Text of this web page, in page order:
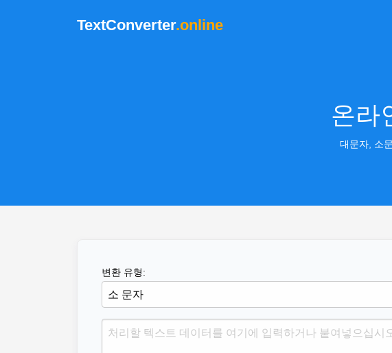
TextConverter.online
온라
대문자, 소
변환 유형: